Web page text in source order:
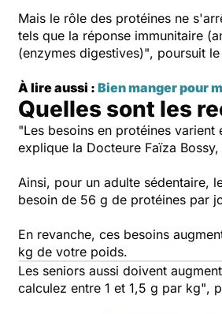
Mais le rôle des protéines ne
tels que la réponse immunitaire
(enzymes digestives)", poursuit
À lire aussi : Bien manger pour
Quelles sont les
"Les besoins en protéines
explique la Docteure Faïza
Ainsi, pour un adulte sédentaire,
besoin de 56 g de protéines par
En revanche, ces besoins
kg de votre poids.
Les seniors aussi doivent
calculez entre 1 et 1,5 g par kg",